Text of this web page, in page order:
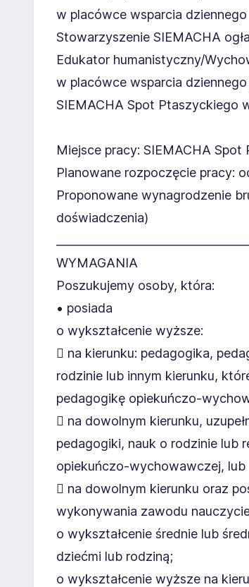
w placówce wsparcia dziennego
Stowarzyszenie SIEMACHA
Edukator humanistyczny/
w placówce wsparcia
SIEMACHA Spot Ptaszyckiego
Miejsce pracy: SIEMACHA
Planowane rozpoczęcie pracy:
Proponowane wynagrodzenie
doświadczenia)
WYMAGANIA
Poszukujemy osoby, która:
• posiada
o wykształcenie wyższe:
 na kierunku: pedagogika,
rodzinie lub innym kierunku,
pedagogikę opiekuńczo-
 na dowolnym kierunku,
pedagogiki, nauk o rodzinie lub
opiekuńczo-wychowawczej, lub
 na dowolnym kierunku oraz
wykonywania zawodu
o wykształcenie średnie lub
dziećmi lub rodziną;
o wykształcenie wyższe na